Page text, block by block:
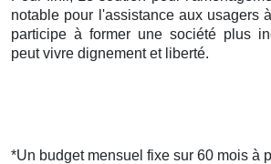
notable pour l'assistance aux usagers
participe à former une société plus
peut vivre dignement et liberté.
*Un budget mensuel fixe sur 60 mois à